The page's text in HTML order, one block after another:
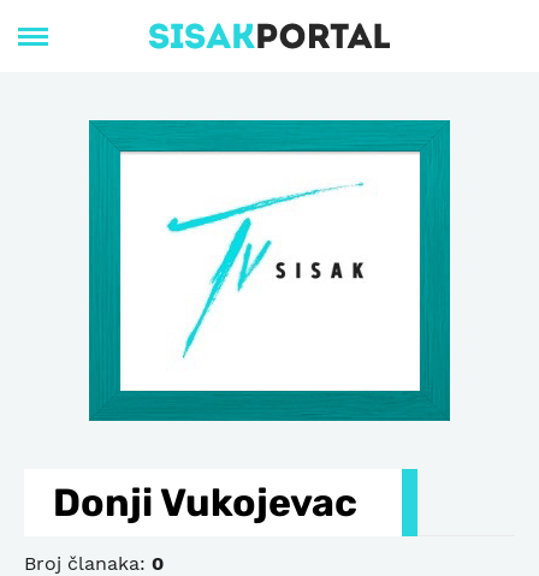
Donji Vukojevac
Broj članaka: 0